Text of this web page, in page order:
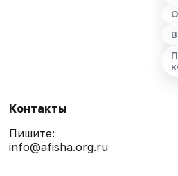
Контакты
Пишите:
info@afisha.org.ru